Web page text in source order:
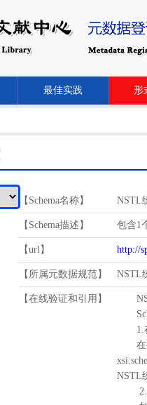
最佳实践 形
【Schema名称】 NSTL
【Schema描述】 包含1
【url】 http://
【所属元数据规范】 NSTL
【在线验证和引用】
1.
在待
NSTL
2.